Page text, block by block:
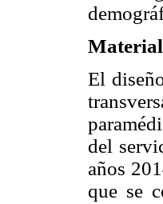
El
del
años
que se